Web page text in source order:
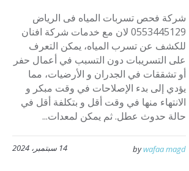
شركة فحص تسربات المياه فى الرياض
0553445129 لان مع خدمات شركة افنان
للكشف عن تسرب المياه، يمكن التعرف
على التسريبات دون التسبب في أعمال حفر
أو تشققات في الجدران و الأرضيات، مما
يؤدي إلى بدء الإصلاحات في وقت مبكر و
الانتهاء منها في وقت أقل و بتكلفة أقل في
حالة حدوث عطل. ثم يمكن لمعدات...
14 سبتمبر، 2024 bywafaa magd